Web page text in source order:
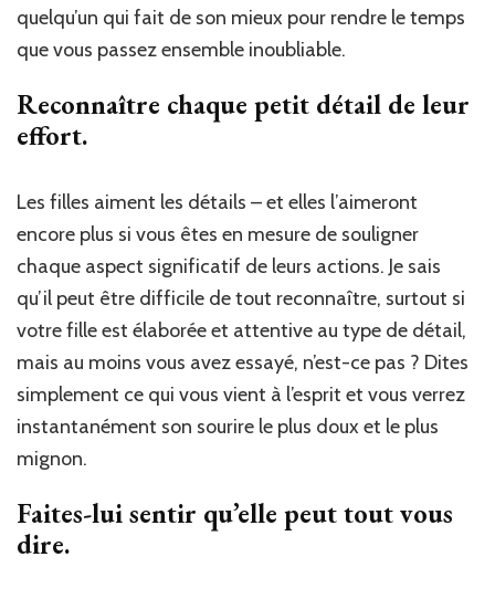
quelqu’un qui fait de son mieux pour rendre le temps
que vous passez ensemble inoubliable.
Reconnaître chaque petit détail de leur
effort.
Les filles aiment les détails – et elles l’aimeront
encore plus si vous êtes en mesure de souligner
chaque aspect significatif de leurs actions. Je sais
qu’il peut être difficile de tout reconnaître, surtout si
votre fille est élaborée et attentive au type de détail,
mais au moins vous avez essayé, n’est-ce pas ? Dites
simplement ce qui vous vient à l’esprit et vous verrez
instantanément son sourire le plus doux et le plus
mignon.
Faites-lui sentir qu’elle peut tout vous
dire.